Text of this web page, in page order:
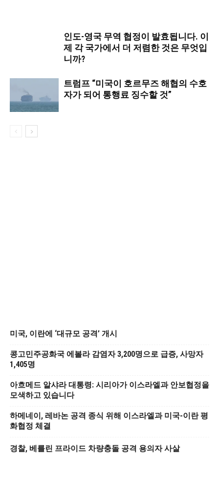
인도-영국 무역 협정이 발효됩니다. 이
제 각 국가에서 더 저렴한 것은 무엇입
니까?
트럼프 “미국이 호르무즈 해협의 수호
자가 되어 통행료 징수할 것”
미국, 이란에 ‘대규모 공격’ 개시
콩고민주공화국 에볼라 감염자 3,200명으로 급증, 사망자
1,405명
아흐메드 알샤라 대통령: 시리아가 이스라엘과 안보협정을
모색하고 있습니다
하메네이, 레바논 공격 종식 위해 이스라엘과 미국-이란 평
화협정 체결
경찰, 베를린 프라이드 차량충돌 공격 용의자 사살